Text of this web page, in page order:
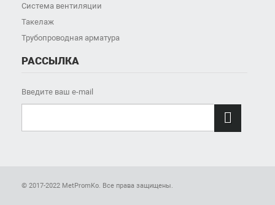
Система вентиляции
Такелаж
Трубопроводная арматура
РАССЫЛКА
Введите ваш e-mail

© 2017-2022 MetPromKo. Все права защищены.